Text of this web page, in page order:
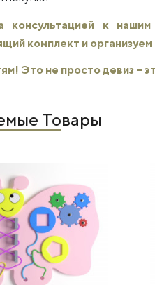
консультацией к
комплект и организуем
Это не просто девиз –
Товары